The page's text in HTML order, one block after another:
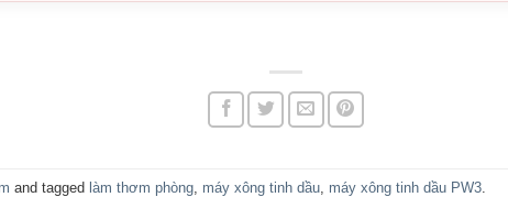
and tagged làm thơm phòng, máy xông tinh dầu, máy xông tinh dầu PW3.